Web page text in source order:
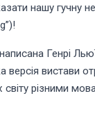
нашу гучну
Генрі
версія вистави
світу різними